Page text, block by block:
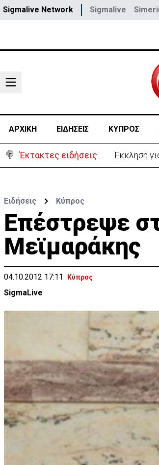
Sigmalive Network Sigmalive
ΑΡΧΙΚΗ ΕΙΔΗΣΕΙΣ ΚΥΠΡΟΣ
Έκτακτες ειδήσεις Γερμανία:
Ειδήσεις Κύπρος
Επέστρεψε
Μεϊμαράκης
04.10.2012 17:11 Κύπρος
SigmaLive